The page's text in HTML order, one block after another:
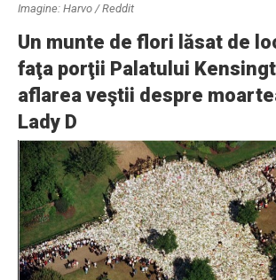
Imagine: Harvo / Reddit
Un munte de flori lăsat de
faţa porţii Palatului
aflarea veştii despre
Lady D